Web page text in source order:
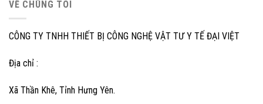
VỀ CHÚNG TÔI
CÔNG TY TNHH THIẾT BỊ CÔNG NGHỆ VẬT TƯ Y TẾ ĐẠI VIỆT
Địa chỉ :
Xã Thần Khê, Tỉnh Hưng Yên.